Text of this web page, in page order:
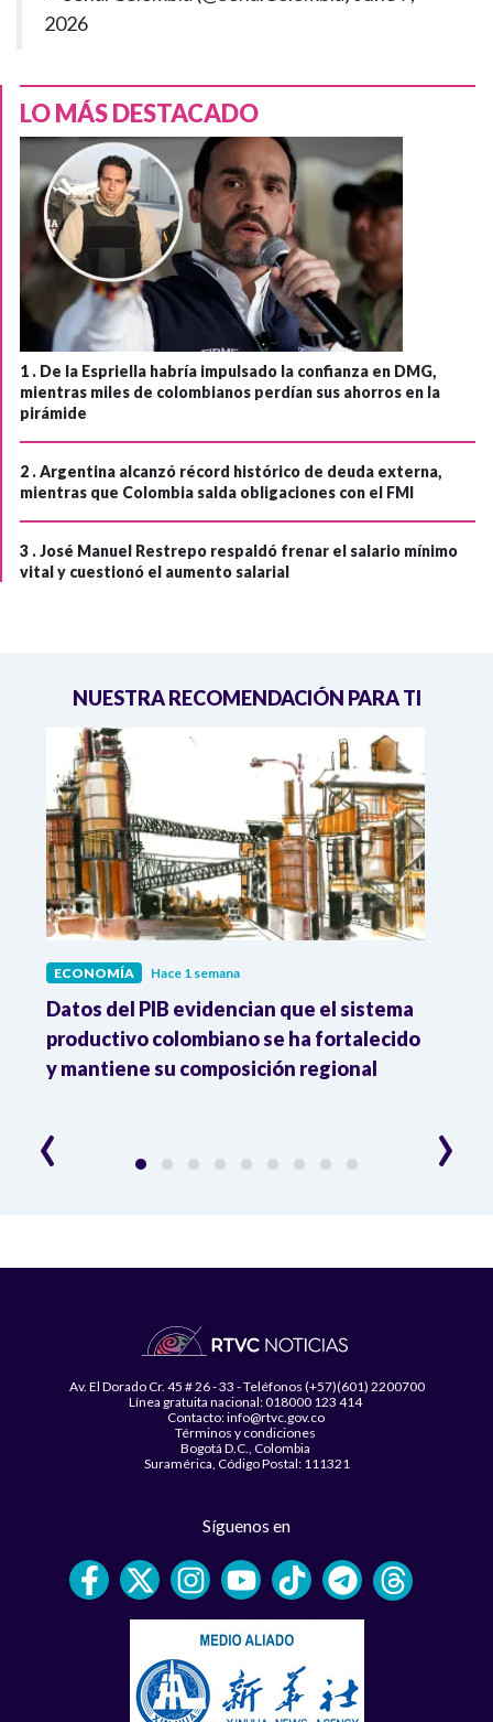
2026
LO MÁS DESTACADO
1 . De la Espriella habría impulsado la confianza en DMG,
mientras miles de colombianos perdían sus ahorros en la
pirámide
2 .Argentina alcanzó récord histórico de deuda externa,
mientras que Colombia salda obligaciones con el FMI
3 .José Manuel Restrepo respaldó frenar el salario mínimo
vital y cuestionó el aumento salarial
NUESTRA RECOMENDACIÓN PARA TI
ECONOMÍA Hace 1 semana
Datos del PIB evidencian que el sistema
productivo colombiano se ha fortalecido
y mantiene su composición regional
‹ ›
Av. El Dorado Cr. 45 # 26 - 33 - Teléfonos (+57)(601) 2200700
Línea gratuita nacional: 018000 123 414
Contacto: info@rtvc.gov.co
Términos y condiciones
Bogotá D.C., Colombia
Suramérica, Código Postal: 111321
Síguenos en